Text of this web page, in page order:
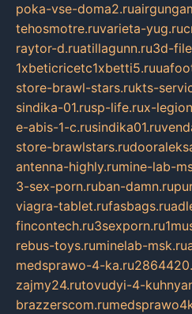
poka-vse-doma2.ru
tehosmotre.ruvarieta-yug.ru
raytor-d.ruatillagunn.ru3d-
1xbeticricetc1xbetti5.ru
store-brawl-stars.rukts-
sindika-01.rusp-life.rux-
e-abis-1-c.rusindika01.ru
store-brawlstars.ru
antenna-highly.rumine-lab-
3-sex-porn.ruban-damn.ru
viagra-tablet.rufasbags.ru
fincontech.ru3sexporn.ru
rebus-toys.ruminelab-msk.ru
medsprawo-4-ka.ru
zajmy24.rutovudyi-4-
brazzerscom.ru